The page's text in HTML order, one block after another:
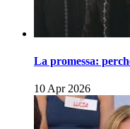
La promessa:
10 Apr 2026